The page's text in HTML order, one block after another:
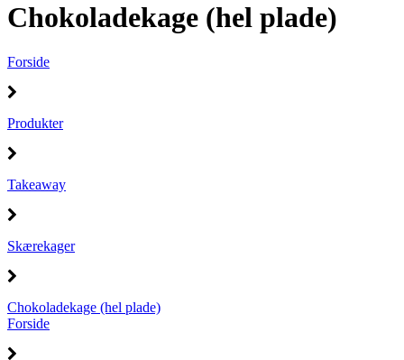
Chokoladekage (hel plade)
Forside
Produkter
Takeaway
Skærekager
Chokoladekage (hel plade)
Forside